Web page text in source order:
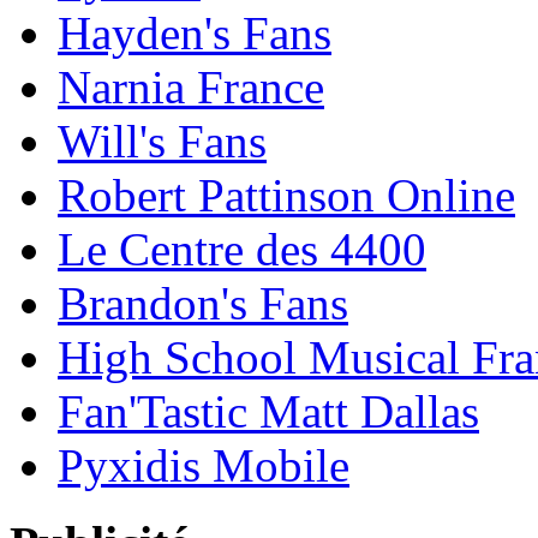
Hayden's Fans
Narnia France
Will's Fans
Robert Pattinson Online
Le Centre des 4400
Brandon's Fans
High School Musical
Fan'Tastic Matt Dallas
Pyxidis Mobile